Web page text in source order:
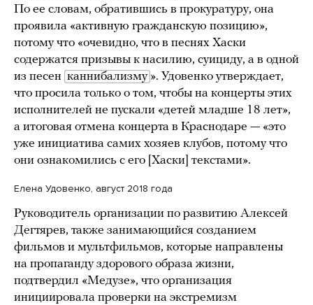
По ее словам, обратившись в прокуратуру, она
проявила «активную гражданскую позицию»,
потому что «очевидно, что в песнях Хаски
содержатся призывы к насилию, суициду, а в одной
из песен каннибализму ». Удовенко утверждает,
что просила только о том, чтобы на концерты этих
исполнителей не пускали «детей младше 18 лет»,
а итоговая отмена концерта в Краснодаре — «это
уже инициатива самих хозяев клубов, потому что
они ознакомились с его [Хаски] текстами».
Елена Удовенко, август 2018 года
Руководитель организации по развитию Алексей
Дегтярев, также занимающийся созданием
фильмов и мультфильмов, которые направлены
на пропаганду здорового образа жизни,
подтвердил «Медузе», что организация
инициировала проверки на экстремизм